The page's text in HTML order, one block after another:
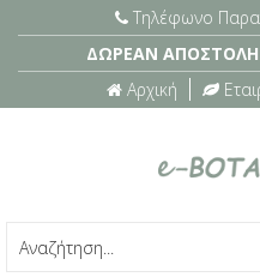
Τηλέφωνο
ΔΩΡΕΑΝ ΑΠΟΣΤΟΛΗ
Αρχική